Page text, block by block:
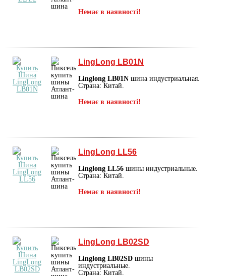
Немає в наявності!
LingLong LB01N
Linglong LB01N шина индустриальная.
Страна: Китай.
Немає в наявності!
LingLong LL56
Linglong LL56 шины индустриальные.
Страна: Китай.
Немає в наявності!
LingLong LB02SD
Linglong LB02SD шины
индустриальные.
Страна: Китай.